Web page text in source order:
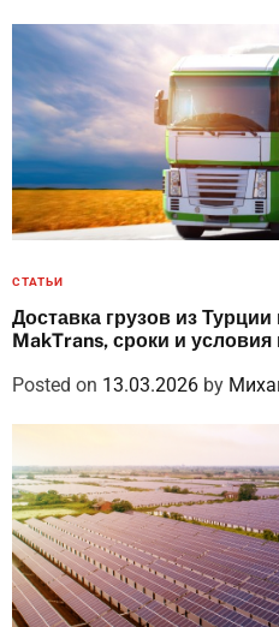
СТАТЬИ
Доставка грузов из
MakTrans, сроки и условия
Posted on 13.03.2026 by